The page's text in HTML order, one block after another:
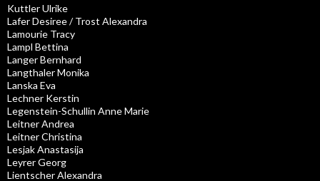
Kuttler Ulrike
Lafer Desiree / Trost Alexandra
Lamourie Tracy
Lampl Bettina
Langer Bernhard
Langthaler Monika
Lanska Eva
Lechner Kerstin
Legenstein-Schullin Anne Marie
Leitner Andrea
Leitner Christina
Lesjak Anastasija
Leyrer Georg
Lientscher Alexandra